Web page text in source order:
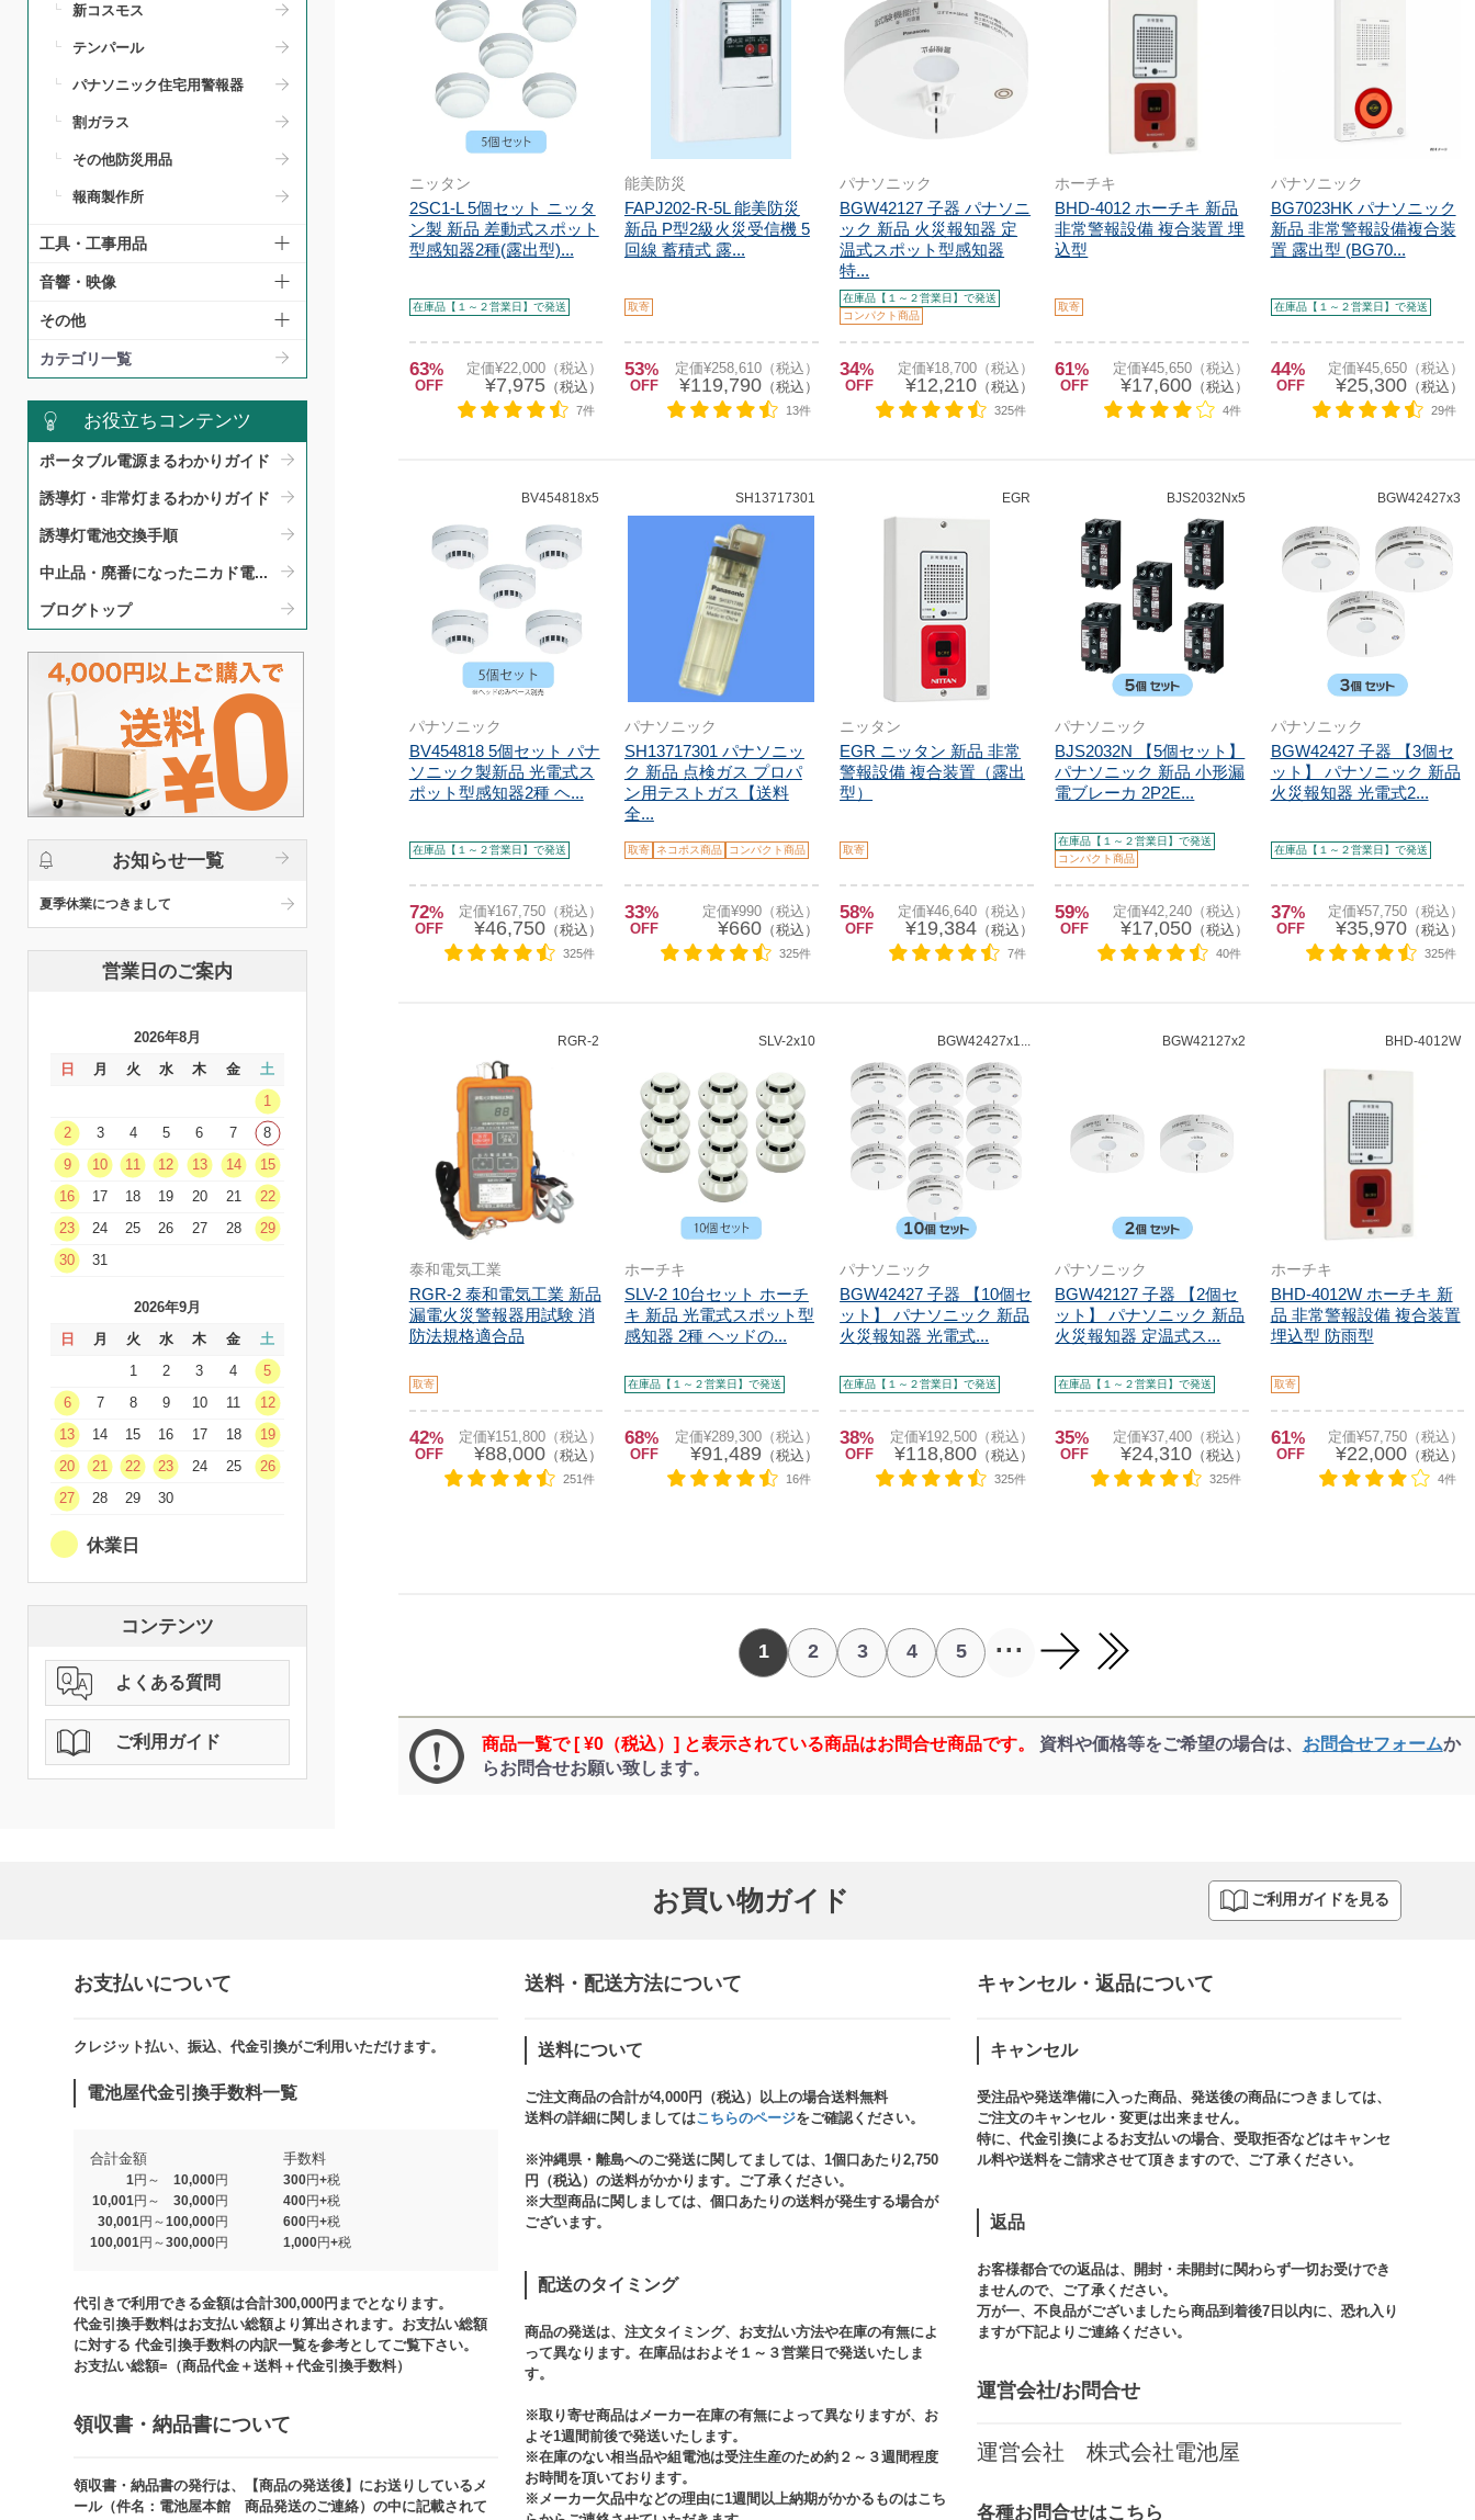
新コスモス
テンパール
パナソニック住宅用警報器
割ガラス
その他防災用品
報商製作所
工具・工事用品
音響・映像
その他
カテゴリ一覧
お役立ちコンテンツ
ポータブル電源まるわかりガイド​
誘導灯・非常灯まるわかりガイド​
誘導灯電池交換手順​
中止品・廃番になったニカド電...
ブログトップ
お知らせ一覧
夏季休業につきまして
営業日のご案内
2026年8月
日
月 火 水 木 金
土
1
2
3 4 5 6 7
8
9
10 11 12 13 14
15
16
17 18 19 20 21
22
23
24 25 26 27 28
29
30
31
2026年9月
日
月 火 水 木 金
土
1
2 3 4
5
6
7 8 9 10 11
12
13
14 15 16 17 18
19
20
21 22 23 24 25
26
27
28 29 30
休業日
コンテンツ
よくある質問
ご利用ガイド
ニッタン
2SC1-L 5個セット ニッタ
ン製 新品 差動式スポット
型感知器2種(露出型)...
在庫品【１～２営業日】で発送
63%
OFF
定価¥22,000（税込）
¥7,975 （税込）
7件
能美防災
FAPJ202-R-5L 能美防災
新品 P型2級火災受信機 5
回線 蓄積式 露...
取寄
53%
OFF
定価¥258,610（税込）
¥119,790（税込）
13件
パナソニック
BGW42127 子器 パナソニ
ック 新品 火災報知器 定
温式スポット型感知器
特...
在庫品【１～２営業日】で発送
コンパクト商品
34%
OFF
定価¥18,700（税込）
¥12,210（税込）
325件
ホーチキ
BHD-4012 ホーチキ 新品
非常警報設備 複合装置 埋
込型
取寄
61%
OFF
定価¥45,650（税込）
¥17,600（税込）
4件
パナソニック
BG7023HK パナソニック
新品 非常警報設備複合装
置 露出型 (BG70...
在庫品【１～２営業日】で発送
44%
OFF
定価¥45,650（税込）
¥25,300 （税込）
29件
BV454818x5
パナソニック
BV454818 5個セット パナ
ソニック製新品 光電式ス
ポット型感知器2種 ヘ...
在庫品【１～２営業日】で発送
72%
OFF
定価¥167,750（税込）
¥46,750 （税込）
325件
SH13717301
パナソニック
SH13717301 パナソニッ
ク 新品 点検ガス プロパ
ン用テストガス【送料
全...
取寄 ネコポス商品 コンパクト商品
33%
OFF
定価¥990（税込）
¥660（税込）
325件
EGR
ニッタン
EGR ニッタン 新品 非常
警報設備 複合装置（露出
型）
取寄
58%
OFF
定価¥46,640（税込）
¥19,384（税込）
7件
BJS2032Nx5
パナソニック
BJS2032N 【5個セット】
パナソニック 新品 小形漏
電ブレーカ 2P2E...
在庫品【１～２営業日】で発送
コンパクト商品
59%
OFF
定価¥42,240（税込）
¥17,050（税込）
40件
BGW42427x3
パナソニック
BGW42427 子器 【3個セ
ット】 パナソニック 新品
火災報知器 光電式2...
在庫品【１～２営業日】で発送
37%
OFF
定価¥57,750（税込）
¥35,970 （税込）
325件
RGR-2
泰和電気工業
RGR-2 泰和電気工業 新品
漏電火災警報器用試験 消
防法規格適合品
取寄
42%
OFF
定価¥151,800（税込）
¥88,000 （税込）
251件
SLV-2x10
ホーチキ
SLV-2 10台セット ホーチ
キ 新品 光電式スポット型
感知器 2種 ヘッドの...
在庫品【１～２営業日】で発送
68%
OFF
定価¥289,300（税込）
¥91,489 （税込）
16件
BGW42427x1...
パナソニック
BGW42427 子器 【10個セ
ット】 パナソニック 新品
火災報知器 光電式...
在庫品【１～２営業日】で発送
38%
OFF
定価¥192,500（税込）
¥118,800（税込）
325件
BGW42127x2
パナソニック
BGW42127 子器 【2個セ
ット】 パナソニック 新品
火災報知器 定温式ス...
在庫品【１～２営業日】で発送
35%
OFF
定価¥37,400（税込）
¥24,310（税込）
325件
BHD-4012W
ホーチキ
BHD-4012W ホーチキ 新
品 非常警報設備 複合装置
埋込型 防雨型
取寄
61%
OFF
定価¥57,750（税込）
¥22,000 （税込）
4件
1 2 3 4 5 ...
商品一覧で [ ¥0（税込）] と表示されている商品はお問合せ商品です。 資料や価格等をご希望の場合は、 お問合せフォームか
らお問合せお願い致します。
お買い物ガイド ご利用ガイドを見る
お支払いについて
クレジット払い、振込、代金引換がご利用いただけます。​​
電池屋代金引換手数料一覧
合計金額 手数料
1円～ 10,000円
300円+税
10,001円～ 30,000円
400円+税
30,001円～100,000円
600円+税
100,001円～300,000円
1,000円+税​
代引きで利用できる金額は合計300,000円までとなります。
代金引換手数料はお支払い総額より算出されます。お支払い総額
に対する 代金引換手数料の内訳一覧を参考としてご覧下さい。​
お支払い総額=（商品代金＋送料＋代金引換手数料）​
領収書・納品書について​
領収書・納品書の発行は、【商品の発送後】にお送りしているメ
ール（件名：電池屋本館 商品発送のご連絡）の中に記載されて
送料・配送方法について​
送料について
ご注文商品の合計が4,000円（税込）以上の場合送料無料
送料の詳細に関しましてはこちらのページをご確認ください。​
※沖縄県・離島へのご発送に関してましては、1個口あたり2,750
円（税込）の送料がかかります。ご了承ください。
※大型商品に関しましては、個口あたりの送料が発生する場合が
ございます。​
配送のタイミング
商品の発送は、注文タイミング、お支払い方法や在庫の有無によ
って異なります。在庫品はおよそ１～３営業日で発送いたしま
す。​
※取り寄せ商品はメーカー在庫の有無によって異なりますが、お
よそ1週間前後で発送いたします。
※在庫のない相当品や組電池は受注生産のため約２～３週間程度
お時間を頂いております。​
※メーカー欠品中などの理由に1週間以上納期がかかるものはこち
キャンセル・返品について​
キャンセル
受注品や発送準備に入った商品、発送後の商品につきましては、
ご注文のキャンセル・変更は出来ません。​
特に、代金引換によるお支払いの場合、受取拒否などはキャンセ
ル料や送料をご請求させて頂きますので、ご了承ください。​
返品
お客様都合での返品は、開封・未開封に関わらず一切お受けでき
ませんので、ご了承ください。​​
万が一、不良品がございましたら商品到着後7日以内に、恐れ入り
ますが下記よりご連絡ください。
運営会社/お問合せ​
運営会社 株式会社電池屋
各種お問合せはこちら